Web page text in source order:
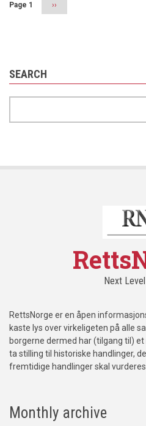
Page 1
Next
page
››
SEARCH
Next
RettsNorge er en åpen
kaste lys over virkeligeten på alle
borgerne dermed har (tilgang til)
ta stilling til historiske handlinger,
fremtidige handlinger skal vurderes.
Monthly archive